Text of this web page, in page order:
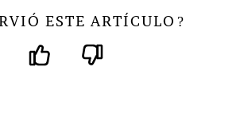
ESTE ARTÍCULO ?